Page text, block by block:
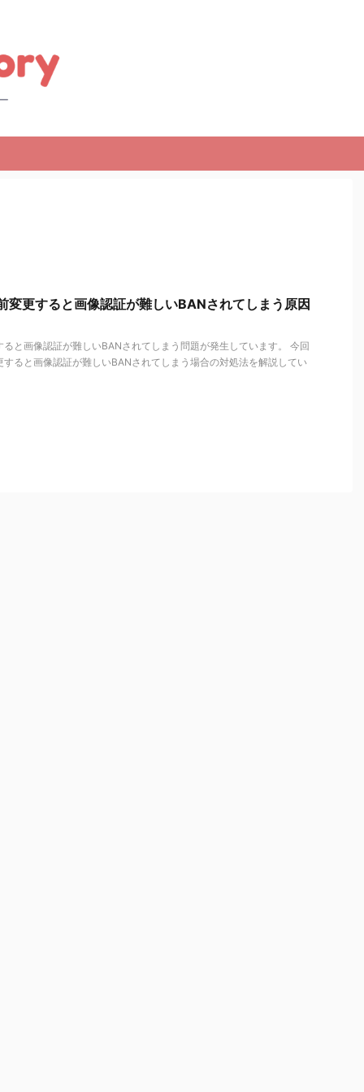
更すると画像認証が難しいBANされてしまう原因
と画像認証が難しいBANされてしまう問題が発生しています。 今回
ると画像認証が難しいBANされてしまう場合の対処法を解説してい